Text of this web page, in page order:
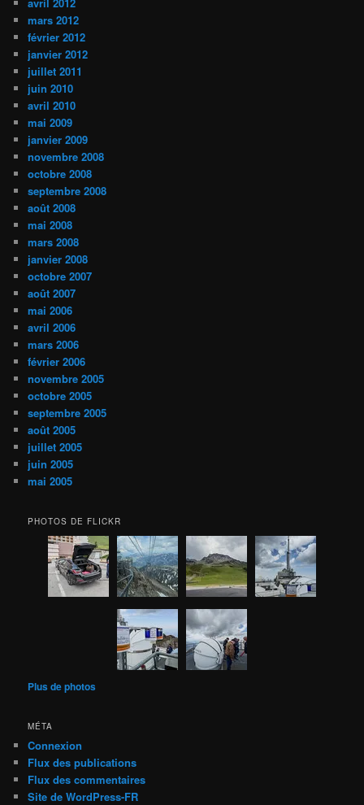
mars 2012
février 2012
janvier 2012
juillet 2011
juin 2010
avril 2010
mai 2009
janvier 2009
novembre 2008
octobre 2008
septembre 2008
août 2008
mai 2008
mars 2008
janvier 2008
octobre 2007
août 2007
mai 2006
avril 2006
mars 2006
février 2006
novembre 2005
octobre 2005
septembre 2005
août 2005
juillet 2005
juin 2005
mai 2005
PHOTOS DE FLICKR
Plus de photos
MÉTA
Connexion
Flux des publications
Flux des commentaires
Site de WordPress-FR